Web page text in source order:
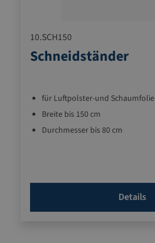
10.SCH150
Schneidständer
für Luftpolster-und Schaumfolie
Breite bis 150 cm
Durchmesser bis 80 cm
Details